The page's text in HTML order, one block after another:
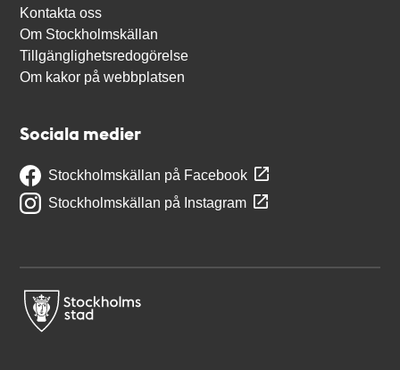
Kontakta oss
Om Stockholmskällan
Tillgänglighetsredogörelse
Om kakor på webbplatsen
Sociala medier
Stockholmskällan på Facebook
Stockholmskällan på Instagram